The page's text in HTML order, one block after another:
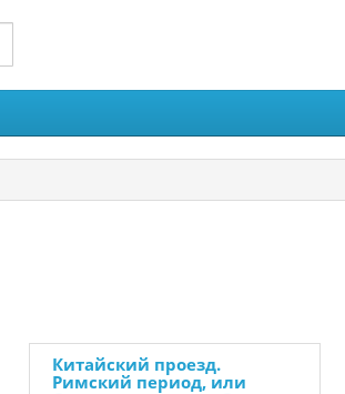
Китайский проезд.
Римский период, или